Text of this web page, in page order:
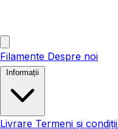
Filamente Despre noi
Livrare Termeni și condiții